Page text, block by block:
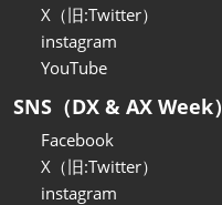
X（旧:Twitter）
instagram
YouTube
SNS（DX & AX Week）
Facebook
X（旧:Twitter）
instagram